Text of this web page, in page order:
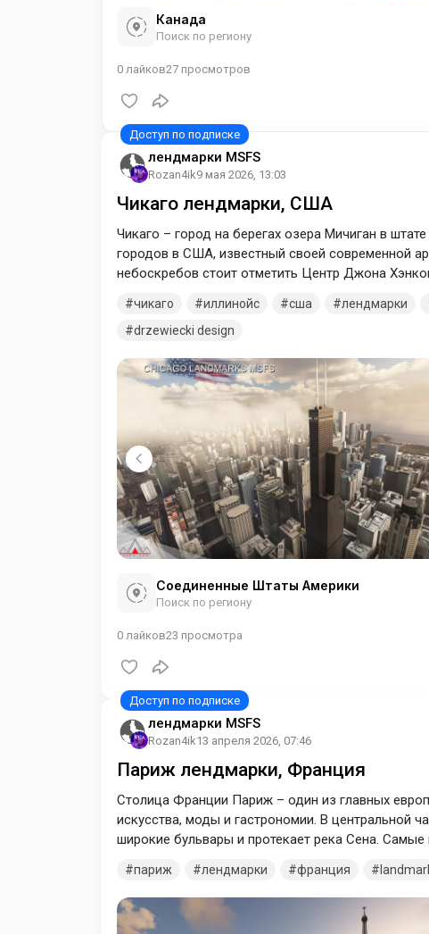
Канада
Поиск по региону
0 лайков27 просмотров
лендмарки MSFS
Rozan4ik9 мая 2026, 13:03
Чикаго лендмарки, США
Чикаго – город на берегах озера Мичиган в
городов в США, известный своей современной
небоскребов стоит отметить Центр Джона
известных музеев, в том числе Чикагский
импрессионистов и постимпрессионистов.
чикаго иллинойс сша лендмарки
drzewiecki design
Соединенные Штаты Америки
Поиск по региону
0 лайков23 просмотра
лендмарки MSFS
Rozan4ik13 апреля 2026, 07:46
Париж лендмарки, Франция
Столица Франции Париж – один из главных
искусства, моды и гастрономии. В центральной
широкие бульвары и протекает река Сена.
Также город славится своими
модельеров на улице Фобур-Сент-Оноре.
париж лендмарки франция